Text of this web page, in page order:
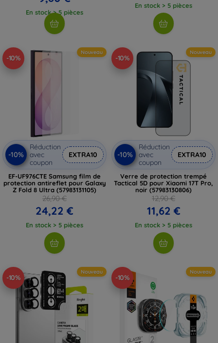
En stock > 5 pièces
En stock > 5 pièces
-10%
Nouveau
-10%
Réduction
avec
coupon
EXTRA10
EF-UF976CTE Samsung film de
protection antireflet pour Galaxy
Z Fold 8 Ultra (57983131105)
26,90 €
24,22 €
En stock > 5 pièces
-10%
Nouveau
-10%
Réduction
avec
coupon
EXTRA10
Verre de protection trempé
Tactical 5D pour Xiaomi 17T Pro,
noir (57983130806)
12,90 €
11,62 €
En stock > 5 pièces
-10%
Nouveau
-10%
Nouveau